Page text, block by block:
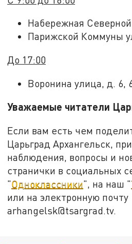
Набережная
Парижской Коммуны
До 17:00
Воронина улица, д. 6,
Уважаемые читатели
Если вам есть чем
Царьград Архангельск,
наблюдения, вопросы и
странички в социальных
"Одноклассники", на наш "
или на электронную почту
arhangelsk@tsargrad.tv.